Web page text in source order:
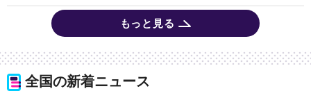
もっと見る
全国の新着ニュース